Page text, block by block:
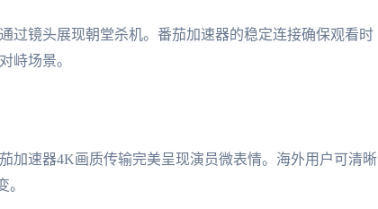
过镜头展现朝堂杀机。番茄加速器的稳定连接确保观看时
峙场景。
加速器4K画质传输完美呈现演员微表情。海外用户可清晰
。